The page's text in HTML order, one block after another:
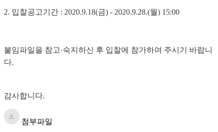
2. 입찰공고기간 : 2020.9.18(금) - 2020.9.28.(월) 15:00
붙임파일을 참고·숙지하신 후 입찰에 참가하여 주시기 바랍니
다.
감사합니다.
첨부파일